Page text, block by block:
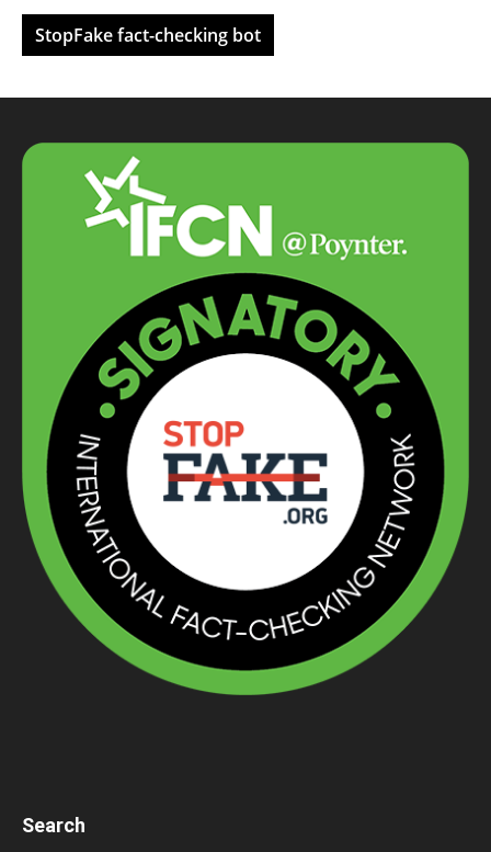
StopFake fact-checking bot
Search